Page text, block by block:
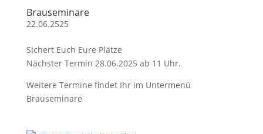
Brauseminare
22.06.2525
Sichert Euch Eure Plätze
Nächster Termin 28.06.2025 ab 11 Uhr.
Weitere Termine findet Ihr im Untermenü
Brauseminare